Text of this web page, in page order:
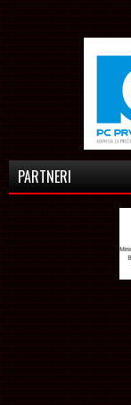
PARTNERI